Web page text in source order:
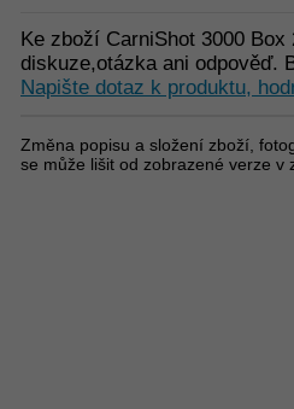
Ke zboží CarniShot 3000
diskuze,otázka ani odpověď.
Napište dotaz k produktu,
Změna popisu a složení zboží,
se může lišit od zobrazené verze